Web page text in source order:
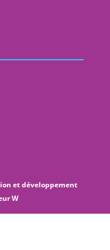
et développement
W